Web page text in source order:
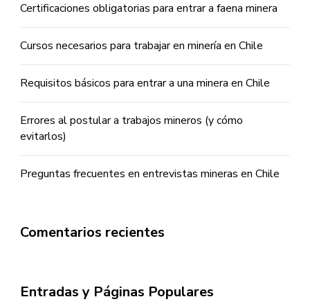
Certificaciones obligatorias para entrar a faena minera
Cursos necesarios para trabajar en minería en Chile
Requisitos básicos para entrar a una minera en Chile
Errores al postular a trabajos mineros (y cómo
evitarlos)
Preguntas frecuentes en entrevistas mineras en Chile
Comentarios recientes
Entradas y Páginas Populares